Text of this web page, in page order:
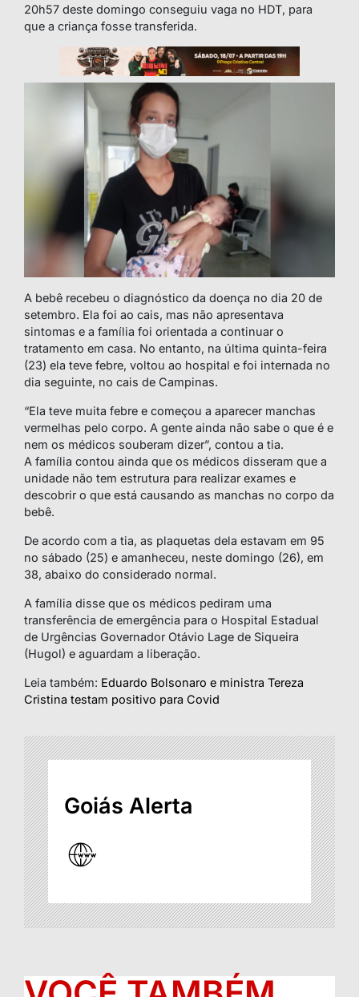
20h57 deste domingo conseguiu vaga no HDT, para
que a criança fosse transferida.
A bebê recebeu o diagnóstico da doença no dia 20 de
setembro. Ela foi ao cais, mas não apresentava
sintomas e a família foi orientada a continuar o
tratamento em casa. No entanto, na última quinta-feira
(23) ela teve febre, voltou ao hospital e foi internada no
dia seguinte, no cais de Campinas.
“Ela teve muita febre e começou a aparecer manchas
vermelhas pelo corpo. A gente ainda não sabe o que é e
nem os médicos souberam dizer”, contou a tia.
A família contou ainda que os médicos disseram que a
unidade não tem estrutura para realizar exames e
descobrir o que está causando as manchas no corpo da
bebê.
De acordo com a tia, as plaquetas dela estavam em 95
no sábado (25) e amanheceu, neste domingo (26), em
38, abaixo do considerado normal.
A família disse que os médicos pediram uma
transferência de emergência para o Hospital Estadual
de Urgências Governador Otávio Lage de Siqueira
(Hugol) e aguardam a liberação.
Leia também: Eduardo Bolsonaro e ministra Tereza
Cristina testam positivo para Covid
Goiás Alerta